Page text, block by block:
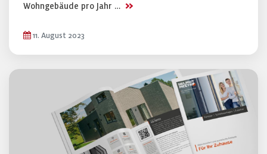
Wohngebäude pro Jahr … >>
11. August 2023